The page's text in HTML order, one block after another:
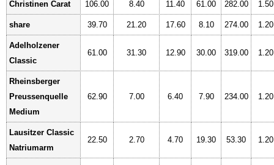
Christinen Carat 106.00 8.40 11.40 61.00 282.00 1.50
share 39.70 21.20 17.60 8.10 274.00 1.20
Adelholzener
Classic
61.00 31.30 12.90 30.00 319.00 1.20
Rheinsberger
Preussenquelle
Medium
62.90 7.00 6.40 7.90 234.00 1.20
Lausitzer Classic
Natriumarm
22.50 2.70 4.70 19.30 53.30 1.20